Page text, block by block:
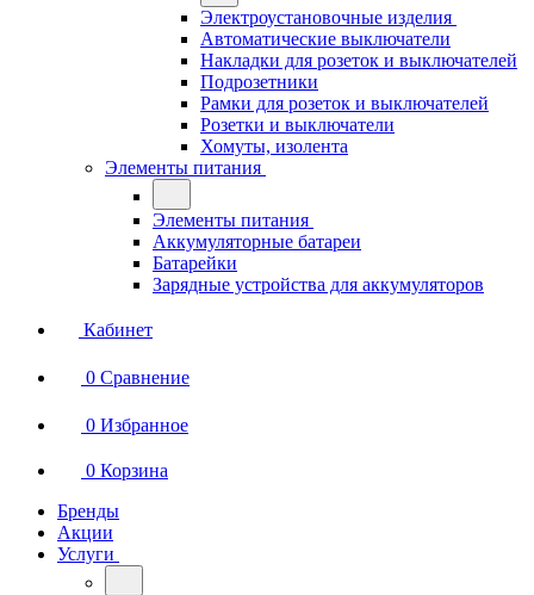
Электроустановочные изделия
Автоматические выключатели
Накладки для розеток и выключателей
Подрозетники
Рамки для розеток и выключателей
Розетки и выключатели
Хомуты, изолента
Элементы питания
Элементы питания
Аккумуляторные батареи
Батарейки
Зарядные устройства для аккумуляторов
Кабинет
0 Сравнение
0 Избранное
0 Корзина
Бренды
Акции
Услуги